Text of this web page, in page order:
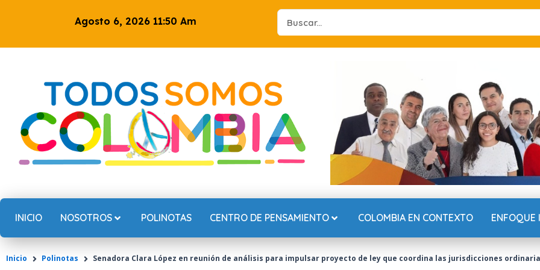
Agosto 6, 2026 11:50 Am
Search
...
INICIO NOSOTROS POLINOTAS CENTRO DE PENSAMIENTO COLOMBIA EN CONTEXTO ENFOQUE
Inicio Polinotas Senadora Clara López en reunión de análisis para impulsar proyecto de ley que coordina las jurisdicciones